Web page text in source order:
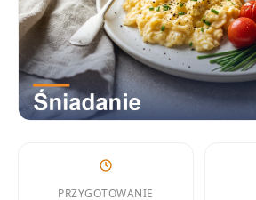
PRZYGOTOWANIE